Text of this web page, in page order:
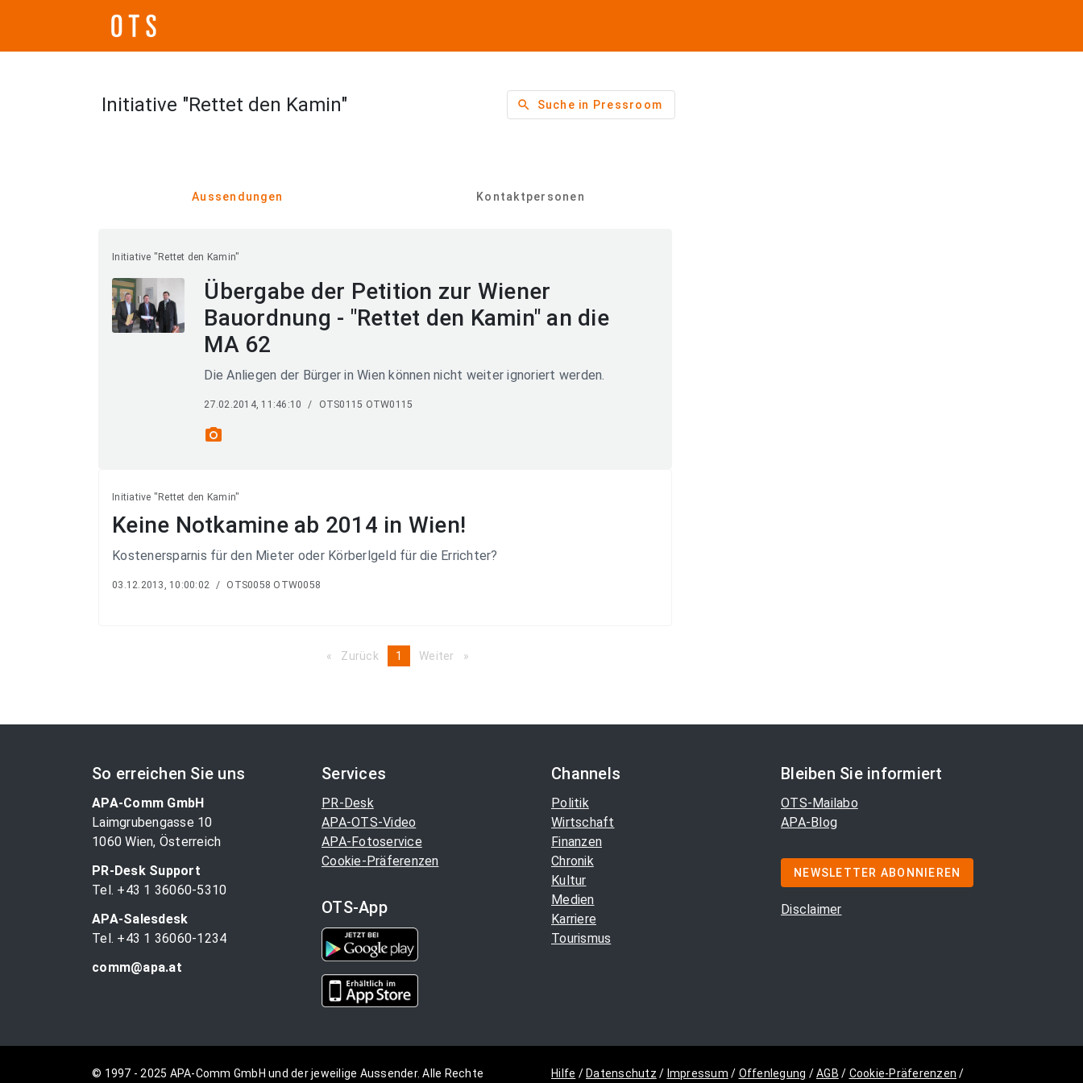
Initiative "Rettet den Kamin" search Suche in Pressroom
Aussendungen Kontaktpersonen
Initiative "Rettet den Kamin"
Übergabe der Petition zur Wiener
Bauordnung - "Rettet den Kamin" an die
MA 62
Die Anliegen der Bürger in Wien können nicht weiter ignoriert werden.
27.02.2014, 11:46:10 / OTS0115 OTW0115
photo_camera
Initiative "Rettet den Kamin"
Keine Notkamine ab 2014 in Wien!
Kostenersparnis für den Mieter oder Körberlgeld für die Errichter?
03.12.2013, 10:00:02 / OTS0058 OTW0058
Zurück pageYou're
1 Weiter page
So erreichen Sie uns
APA-Comm GmbH
Laimgrubengasse 10
1060 Wien, Österreich
PR-Desk Support
Tel. +43 1 36060-5310
APA-Salesdesk
Tel. +43 1 36060-1234
comm@apa.at
Services
PR-Desk
APA-OTS-Video
APA-Fotoservice
Cookie-Präferenzen
OTS-App
Channels
Politik
Wirtschaft
Finanzen
Chronik
Kultur
Medien
Karriere
Tourismus
Bleiben Sie informiert
OTS-Mailabo
APA-Blog
NEWSLETTER ABONNIEREN
Disclaimer
© 1997 - 2025 APA-Comm GmbH und der jeweilige Aussender. Alle Rechte Hilfe / Datenschutz / Impressum / Offenlegung /AGB / Cookie-Präferenzen /